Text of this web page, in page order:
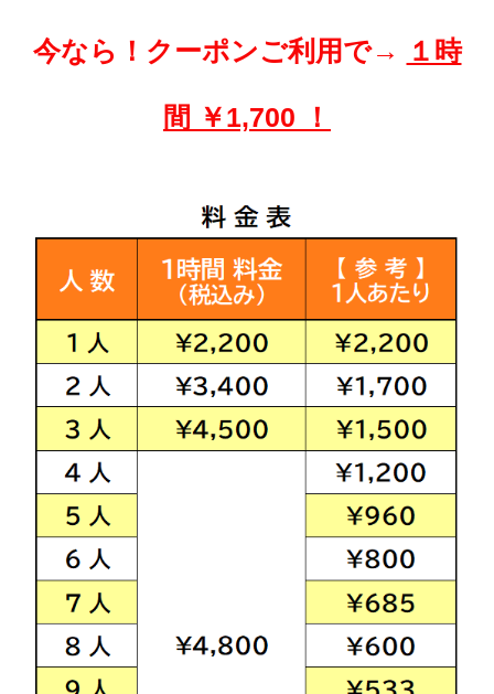
今なら！クーポンご利用で→ １時
間 ￥1,700 ！